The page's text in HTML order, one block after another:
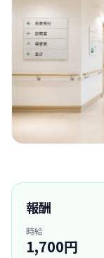
報酬
時給
1,700円